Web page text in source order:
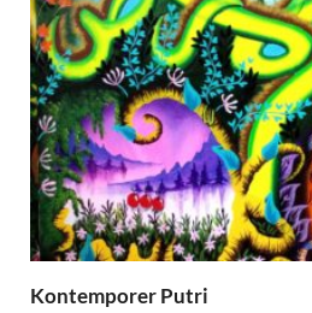
Kontemporer Putri